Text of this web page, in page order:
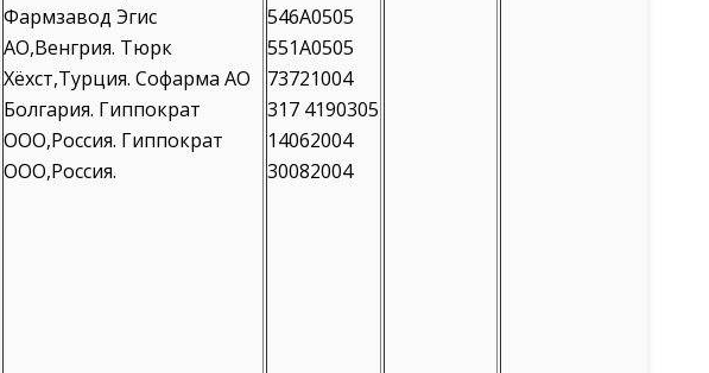
Фармзавод Эгис
АО,Венгрия. Тюрк
Хёхст,Турция. Софарма АО
Болгария. Гиппократ
ООО,Россия. Гиппократ
ООО,Россия.
546А0505
551А0505
73721004
317 4190305
14062004
30082004